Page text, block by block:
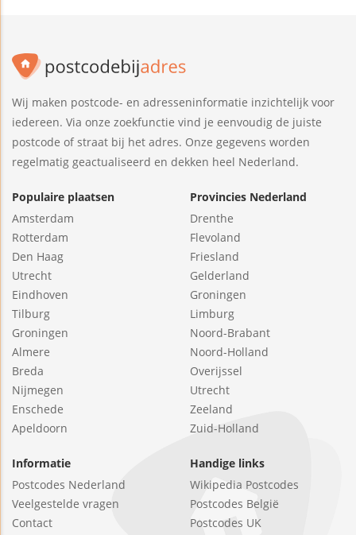
Wij maken postcode- en adresseninformatie inzichtelijk voor
iedereen. Via onze zoekfunctie vind je eenvoudig de juiste
postcode of straat bij het adres. Onze gegevens worden
regelmatig geactualiseerd en dekken heel Nederland.
Populaire plaatsen
Amsterdam
Rotterdam
Den Haag
Utrecht
Eindhoven
Tilburg
Groningen
Almere
Breda
Nijmegen
Enschede
Apeldoorn
Provincies Nederland
Drenthe
Flevoland
Friesland
Gelderland
Groningen
Limburg
Noord-Brabant
Noord-Holland
Overijssel
Utrecht
Zeeland
Zuid-Holland
Informatie
Postcodes Nederland
Veelgestelde vragen
Contact
Handige links
Wikipedia Postcodes
Postcodes België
Postcodes UK